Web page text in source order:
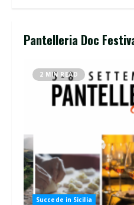
Pantelleria Doc
2 MIN READ
Succede in Sicilia